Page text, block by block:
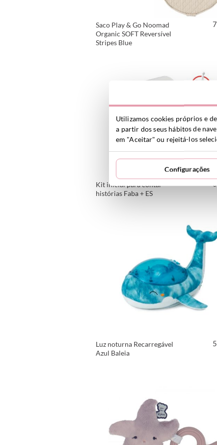
Saco Play & Go Noomad
Organic SOFT Reversível
Stripes Blue
Kit inicial para contar
histórias Faba + ES
Luz noturna Recarregável
Azul Baleia
Utilizamos cookies próprios e
a partir dos seus hábitos de
em "Aceitar" ou rejeitá-los
Configurações